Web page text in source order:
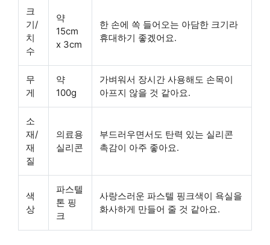
크
기/
치
수
약
15cm
x 3cm
한 손에 쏙 들어오는 아담한 크기라
휴대하기 좋겠어요.
무
게
약
100g
가벼워서 장시간 사용해도 손목이
아프지 않을 것 같아요.
소
재/
재
질
의료용
실리콘
부드러우면서도 탄력 있는 실리콘
촉감이 아주 좋아요.
색
상
파스텔
톤 핑
크
사랑스러운 파스텔 핑크색이 욕실을
화사하게 만들어 줄 것 같아요.